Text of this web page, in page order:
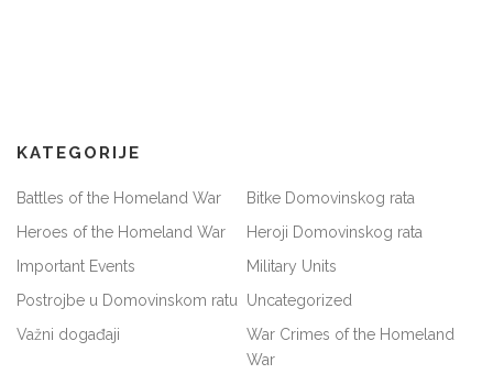
KATEGORIJE
Battles of the Homeland War
Bitke Domovinskog rata
Heroes of the Homeland War
Heroji Domovinskog rata
Important Events
Military Units
Postrojbe u Domovinskom ratu Uncategorized
Važni događaji
War Crimes of the Homeland
War